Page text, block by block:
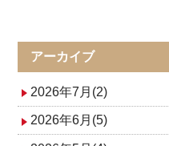
ナ
ビ
ゲ
アーカイブ
2026年7月(2)
2026年6月(5)